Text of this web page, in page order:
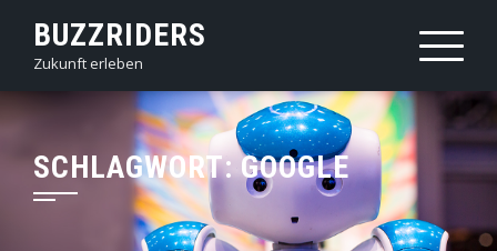
content
BUZZRIDERS
Zukunft erleben
SCHLAGWORT:GOOGLE